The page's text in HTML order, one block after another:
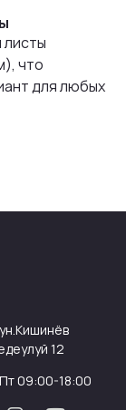
что
для любых
12
09:00-18:00